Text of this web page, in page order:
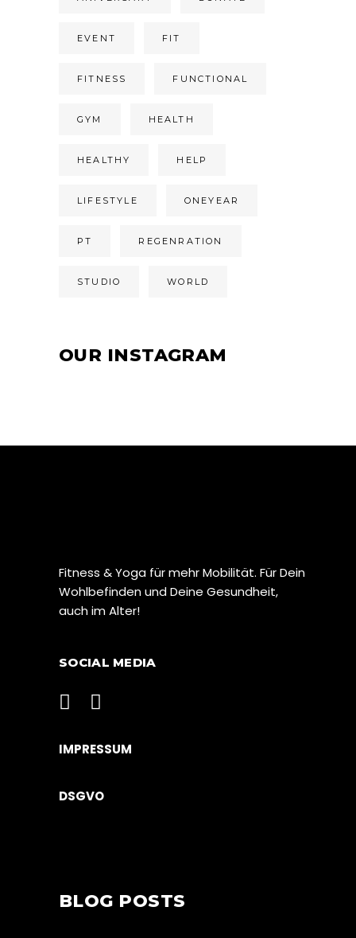
EVENT FIT
FITNESS FUNCTIONAL
GYM HEALTH
HEALTHY HELP
LIFESTYLE ONEYEAR
PT REGENRATION
STUDIO WORLD
OUR INSTAGRAM
Fitness & Yoga für mehr Mobilität. Für Dein
Wohlbefinden und Deine Gesundheit,
auch im Alter!
SOCIAL MEDIA
IMPRESSUM
DSGVO
BLOG POSTS